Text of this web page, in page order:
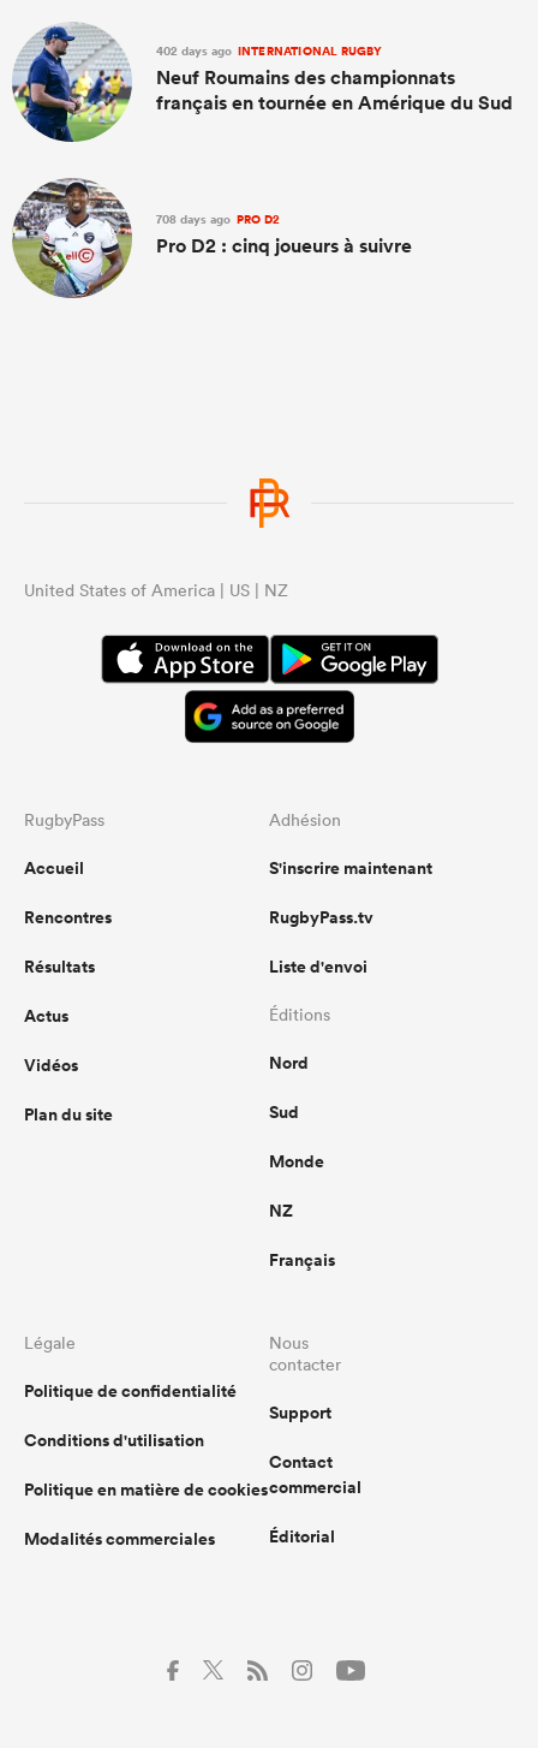
402 days ago INTERNATIONAL RUGBY
Neuf Roumains des championnats
français en tournée en Amérique du Sud
708 days ago PRO D2
Pro D2 : cinq joueurs à suivre
United States of America | US | NZ
RugbyPass
Accueil
Rencontres
Résultats
Actus
Vidéos
Plan du site
Adhésion
S'inscrire maintenant
RugbyPass.tv
Liste d'envoi
Éditions
Nord
Sud
Monde
NZ
Français
Légale
Politique de confidentialité
Conditions d'utilisation
Politique en matière de cookies
Modalités commerciales
Nous
contacter
Support
Contact
commercial
Éditorial